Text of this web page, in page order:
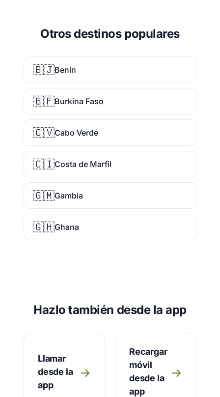
Otros destinos populares
🇧🇯Benín
🇧🇫Burkina Faso
🇨🇻Cabo Verde
🇨🇮Costa de Marfil
🇬🇲Gambia
🇬🇭Ghana
Hazlo también desde la app
Llamar
desde la
app
→
Recargar
móvil
desde la
app
→